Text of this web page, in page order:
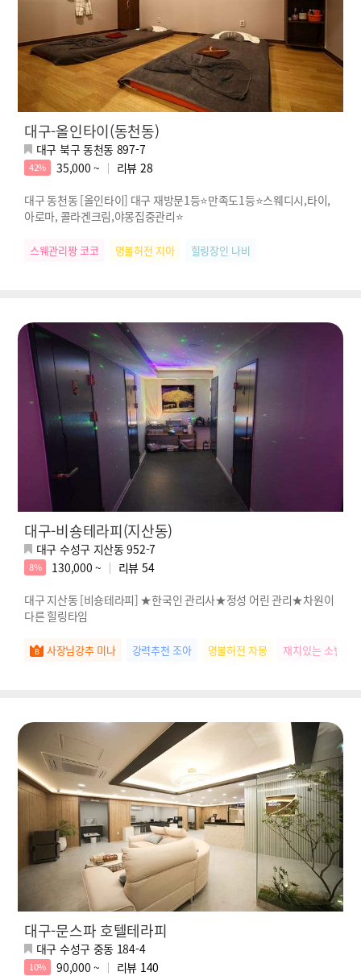
대구-올인타이(동천동)
대구 북구 동천동 897-7
42% 35,000 ~ 리뷰 28
대구 동천동 [올인타이] 대구 재방문1등⭐만족도1등⭐스웨디시,타이,
아로마, 콜라겐크림,야몽집중관리⭐
스웨관리짱 코코 명불허전 지아 힐링장인 나비
대구-비숑테라피(지산동)
대구 수성구 지산동 952-7
8% 130,000 ~ 리뷰 54
대구 지산동 [비숑테라피] ★한국인 관리사★정성 어린 관리★차원이
다른 힐링타임
사장님강추 미나 강력추천 조아 명불허전 자몽 재치있는 소빈
대구-문스파 호텔테라피
대구 수성구 중동 184-4
10% 90,000 ~ 리뷰 140